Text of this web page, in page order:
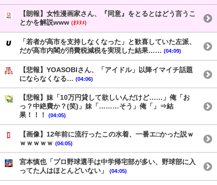
【朗報】女性漫画家さん、『同意』をとるとはどう言うこ
とかを解説www (ｵﾇﾇﾒ)
「若者が高市を支持しなくなった」と歓喜していた左派、
だが高市内閣が消費税減税を実現した結果…… (04:09)
【悲報】YOASOBIさん、「アイドル」以降イマイチ話題
にならなくなる… (04:06)
【悲報】妹「10万円貸して欲しいんだけど……」俺「お
っ？中絶費か？(笑)」妹「………そう」俺「」⇒結
果！！！
(04:05)
【画像】12年前に流行ったこの水着、一番エ□かった説ｗ
ｗｗｗｗｗ (04:05)
宮本慎也「プロ野球選手は中学帰宅部が多い、野球部に入
ってた人はほとんどいない」
(04:05)